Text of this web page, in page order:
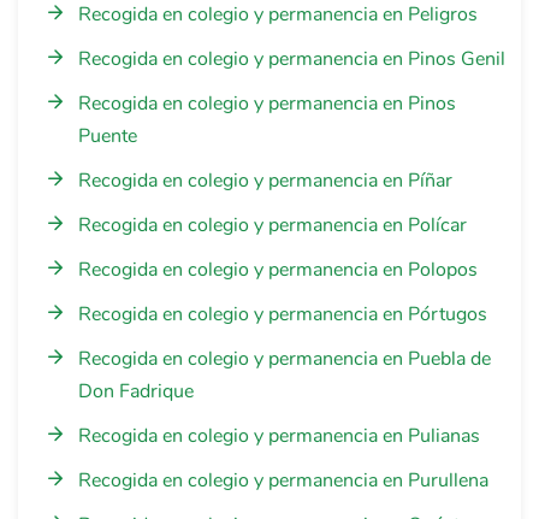
Recogida en colegio y permanencia en Peligros
Recogida en colegio y permanencia en Pinos Genil
Recogida en colegio y permanencia en Pinos
Puente
Recogida en colegio y permanencia en Píñar
Recogida en colegio y permanencia en Polícar
Recogida en colegio y permanencia en Polopos
Recogida en colegio y permanencia en Pórtugos
Recogida en colegio y permanencia en Puebla de
Don Fadrique
Recogida en colegio y permanencia en Pulianas
Recogida en colegio y permanencia en Purullena